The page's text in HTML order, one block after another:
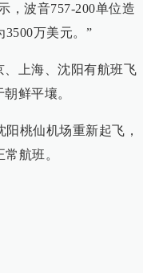
，波音757-200单位造
3500万美元。”
上海、沈阳有航班飞
鲜平壤。
桃仙机场重新起飞，
航班。